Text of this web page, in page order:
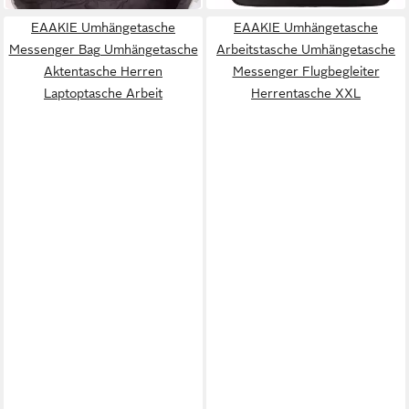
EAAKIE Umhängetasche
Messenger Bag Umhängetasche
Aktentasche Herren
Laptoptasche Arbeit
EAAKIE Umhängetasche
Arbeitstasche Umhängetasche
Messenger Flugbegleiter
Herrentasche XXL